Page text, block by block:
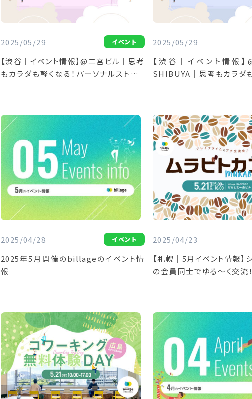
2025/05/29 イベント
【渋谷｜イベント情報】@二宮ビル｜思考
もカラダも軽くなる！パーソナルストレッ
2025/05/29
【渋谷｜イベント情報
SHIBUYA｜思考もカラダも
2025/04/28 イベント
2025年5月開催のbillageのイベント情
報
2025/04/23
【札幌｜5月イベント情報】
の会員同士でゆる～く交流！